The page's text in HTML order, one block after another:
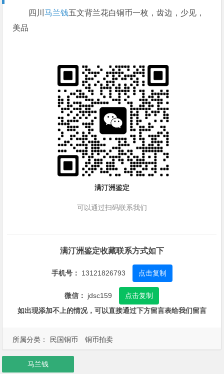
所属分类： 民国铜币 铜币拍卖
四川马兰钱五文背兰花白铜币一枚，齿边，少见，
美品
满汀洲鉴定
可以通过扫码联系我们
满汀洲鉴定收藏联系方式如下
手机号： 13121826793 点击复制
微信： jdsc159
点击复制
如出现添加不上的情况，可以直接通过下方留言表给我们留言
马兰钱